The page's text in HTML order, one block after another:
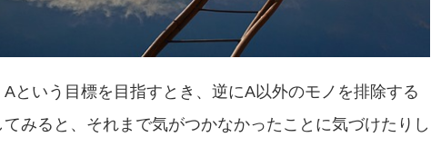
Aという目標を目指すとき、逆にA以外のモノを排除する
みると、それまで気がつかなかったことに気づけたりし